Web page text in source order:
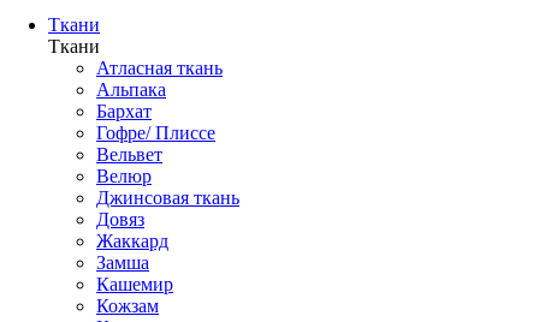
Ткани
Ткани
Атласная ткань
Альпака
Бархат
Гофре/ Плиссе
Вельвет
Велюр
Джинсовая ткань
Довяз
Жаккард
Замша
Кашемир
Кожзам